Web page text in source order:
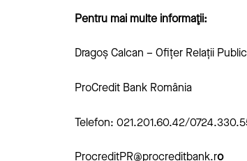
Pentru mai multe informaţii:
Dragoș Calcan – Ofițer Relații
ProCredit Bank România
Telefon: 021.201.60.42/
ProcreditPR@procreditbank.ro